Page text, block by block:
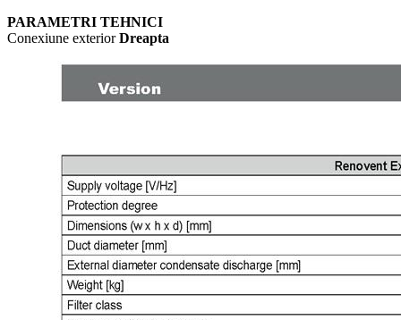
PARAMETRI TEHNICI
Conexiune exterior Dreapta